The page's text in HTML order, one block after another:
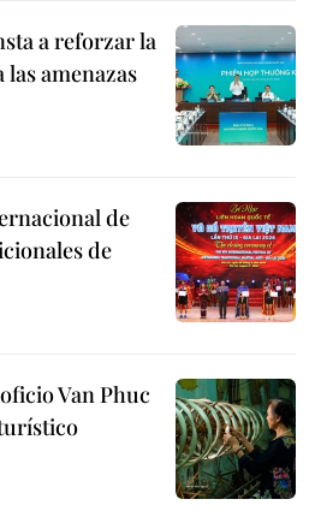
a reforzar la
amenazas
de
de
Van Phuc